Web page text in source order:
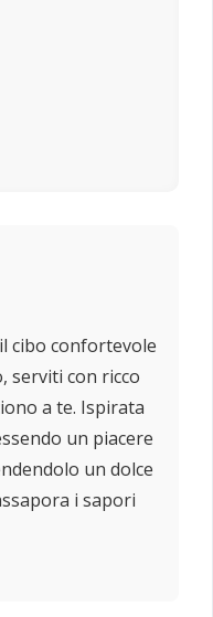
cibo confortevole
serviti con ricco
a te. Ispirata
un piacere
un dolce
i sapori